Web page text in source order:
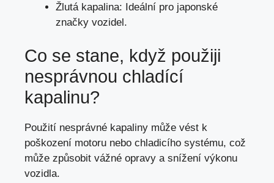
Žlutá kapalina: Ideální pro japonské
značky vozidel.
Co se stane, když použiji
nesprávnou chladící
kapalinu?
Použití nesprávné kapaliny může vést k
poškození motoru nebo chladicího systému, což
může způsobit vážné opravy a snížení výkonu
vozidla.